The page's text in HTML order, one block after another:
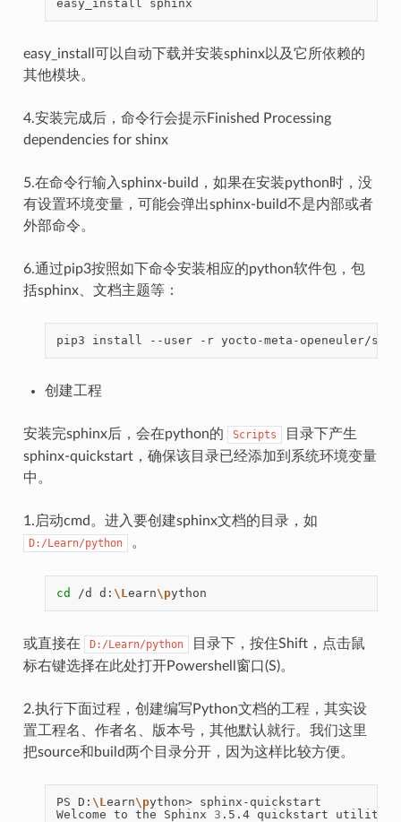
easy_install
easy_install可以自动下载并安装sphinx以及它所依赖的
其他模块。
4.安装完成后，命令行会提示Finished Processing
dependencies for shinx
5.在命令行输入sphinx-build，如果在安装python时，没
有设置环境变量，可能会弹出sphinx-build不是内部或者
外部命令。
6.通过pip3按照如下命令安装相应的python软件包，包
括sphinx、文档主题等：
pip3 install --user -r
创建工程
安装完sphinx后，会在python的 Scripts
目录下产生
sphinx-quickstart，确保该目录已经添加到系统环境变量
中。
1.启动cmd。进入要创建sphinx文档的目录，如
D:/Learn/python 。
cd /d d: \Learn\p
或直接在 D:/Learn/python
目录下，按住Shift，点击鼠
标右键选择在此处打开Powershell窗口(S)。
2.执行下面过程，创建编写Python文档的工程，其实设
置工程名、作者名、版本号，其他默认就行。我们这里
把source和build两个目录分开，因为这样比较方便。
PS D: \Learn\python>
sphinx-quickstart
Welcome to the Sphinx 3 .5.4 quickstart
utility.